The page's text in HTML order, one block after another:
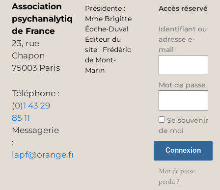
Association
psychanalytique
de France
23, rue
Chapon
75003 Paris
Téléphone :
(0)1 43 29
85 11
Messagerie
:
lapf@orange.fr
Présidente :
Mme Brigitte
Éoche-Duval
Éditeur du
site : Frédéric
de Mont-
Marin
Accès réservé
Identifiant ou
adresse e-
mail
Mot de passe
Se souvenir
de moi
Connexion
Mot de passe
perdu ?